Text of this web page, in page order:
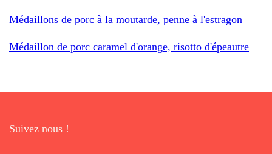
Médaillons de porc à la moutarde, penne à l'estragon
Médaillon de porc caramel d'orange, risotto d'épeautre
Suivez nous !